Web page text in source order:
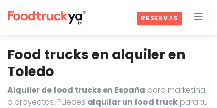
RESERVAS
Food trucks en alquiler en
Toledo
Alquiler de food trucks en España para marketing
o proyectos. Puedes alquilar un food truck para tu